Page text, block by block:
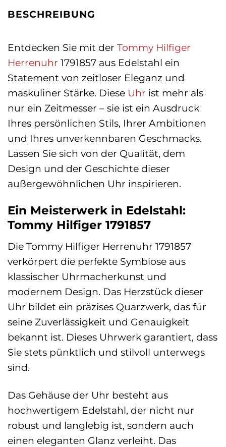
BESCHREIBUNG
Entdecken Sie mit der Tommy Hilfiger
Herrenuhr 1791857 aus Edelstahl ein
Statement von zeitloser Eleganz und
maskuliner Stärke. Diese Uhr ist mehr als
nur ein Zeitmesser – sie ist ein Ausdruck
Ihres persönlichen Stils, Ihrer Ambitionen
und Ihres unverkennbaren Geschmacks.
Lassen Sie sich von der Qualität, dem
Design und der Geschichte dieser
außergewöhnlichen Uhr inspirieren.
Ein Meisterwerk in Edelstahl:
Tommy Hilfiger 1791857
Die Tommy Hilfiger Herrenuhr 1791857
verkörpert die perfekte Symbiose aus
klassischer Uhrmacherkunst und
modernem Design. Das Herzstück dieser
Uhr bildet ein präzises Quarzwerk, das für
seine Zuverlässigkeit und Genauigkeit
bekannt ist. Dieses Uhrwerk garantiert, dass
Sie stets pünktlich und stilvoll unterwegs
sind.
Das Gehäuse der Uhr besteht aus
hochwertigem Edelstahl, der nicht nur
robust und langlebig ist, sondern auch
einen eleganten Glanz verleiht. Das